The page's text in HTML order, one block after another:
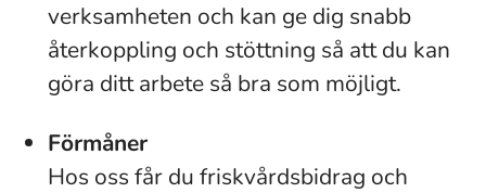
verksamheten och kan ge dig snabb
återkoppling och stöttning så att du kan
göra ditt arbete så bra som möjligt.
Förmåner
Hos oss får du friskvårdsbidrag och